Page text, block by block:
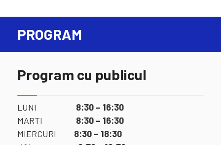
PROGRAM
Program cu publicul
LUNI 8:30 – 16:30
MARTI 8:30 – 16:30
MIERCURI 8:30 – 18:30